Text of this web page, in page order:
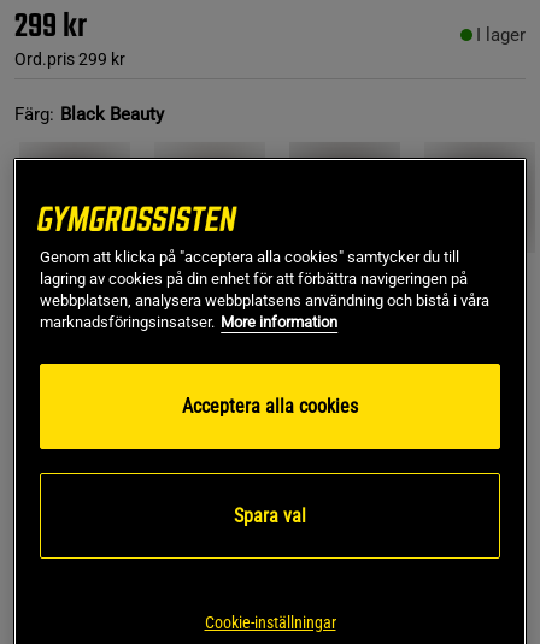
299 kr
Ord.pris299 kr
I lager
Färg: Black Beauty
L
Lägg i varukorgen
under hela dagen. Denna t-shirt passar både för träning och
Genom att klicka på "acceptera alla cookies" samtycker du till
lagring av cookies på din enhet för att förbättra navigeringen på
webbplatsen, analysera webbplatsens användning och bistå i våra
marknadsföringsinsatser. More information
Acceptera alla cookies
Spara val
Cookie-inställningar